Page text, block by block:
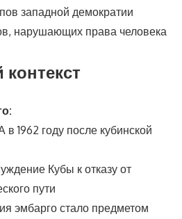
западной демократии
нарушающих права человека
1962 году после кубинской
Кубы к отказу от
пути
эмбарго стало предметом